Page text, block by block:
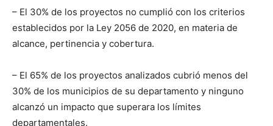
– El 30% de los proyectos no cumplió con los criterios
establecidos por la Ley 2056 de 2020, en materia de
alcance, pertinencia y cobertura.
– El 65% de los proyectos analizados cubrió menos del
30% de los municipios de su departamento y ninguno
alcanzó un impacto que superara los límites
departamentales.